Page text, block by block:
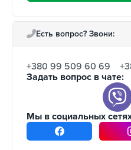
Есть вопрос? Звони:
+380 99 509 60 69
Задать вопрос в чате:
Мы в социальных